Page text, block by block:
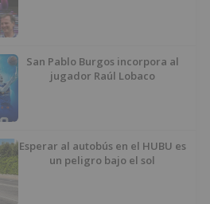
San Pablo Burgos incorpora al
jugador Raúl Lobaco
Esperar al autobús en el HUBU es
un peligro bajo el sol